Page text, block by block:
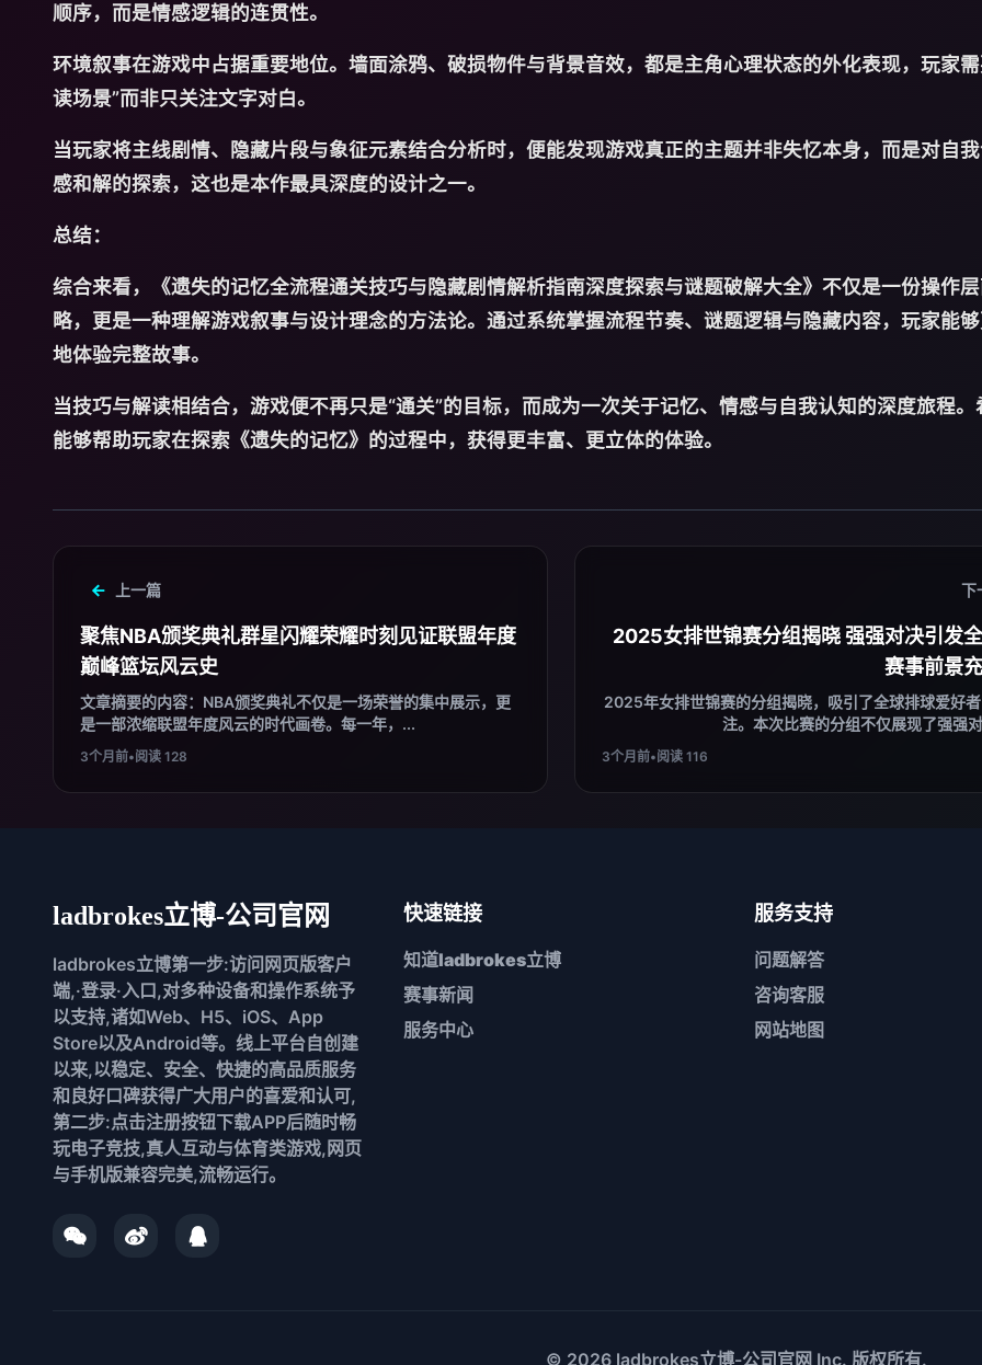
顺序，而是情感逻辑的连贯性。
环境叙事在游戏中占据重要地位。墙面涂鸦、破损物件与背景音效，都是主角心理状态的外化表现，玩家
读场景”而非只关注文字对白。
当玩家将主线剧情、隐藏片段与象征元素结合分析时，便能发现游戏真正的主题并非失忆本身，而是对自
感和解的探索，这也是本作最具深度的设计之一。
总结：
综合来看，《遗失的记忆全流程通关技巧与隐藏剧情解析指南深度探索与谜题破解大全》不仅是一份操作
略，更是一种理解游戏叙事与设计理念的方法论。通过系统掌握流程节奏、谜题逻辑与隐藏内容，玩家能
地体验完整故事。
当技巧与解读相结合，游戏便不再只是“通关”的目标，而成为一次关于记忆、情感与自我认知的深度旅程。
能够帮助玩家在探索《遗失的记忆》的过程中，获得更丰富、更立体的体验。
上一篇
聚焦NBA颁奖典礼群星闪耀荣耀时刻见证联盟年度
巅峰篮坛风云史
文章摘要的内容：NBA颁奖典礼不仅是一场荣誉的集中展示，更
是一部浓缩联盟年度风云的时代画卷。每一年，...
3个月前•阅读 128
下
2025女排世锦赛分组揭晓 强强对决引发
赛事前景
2025年女排世锦赛的分组揭晓，吸引了全球排球爱好
注。本次比赛的分组不仅展现了强强
3个月前•阅读 116
ladbrokes立博-公司官网
ladbrokes立博第一步:访问网页版客户
端,·登录·入口,对多种设备和操作系统予
以支持,诸如Web、H5、iOS、App
Store以及Android等。线上平台自创建
以来,以稳定、安全、快捷的高品质服务
和良好口碑获得广大用户的喜爱和认可,
第二步:点击注册按钮下载APP后随时畅
玩电子竞技,真人互动与体育类游戏,网页
与手机版兼容完美,流畅运行。
快速链接
知道ladbrokes立博
赛事新闻
服务中心
服务支持
问题解答
咨询客服
网站地图
© 2026 ladbrokes立博-公司官网 Inc. 版权所有.